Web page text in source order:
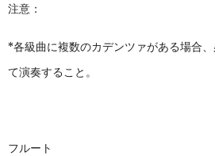
注意：
*各級曲に複数のカデンツァがある場合
て演奏すること。
フルート